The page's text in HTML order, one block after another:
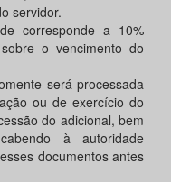
servidor.
corresponde a 10%
o vencimento do
será processada
ou de exercício do
do adicional, bem
à autoridade
documentos antes